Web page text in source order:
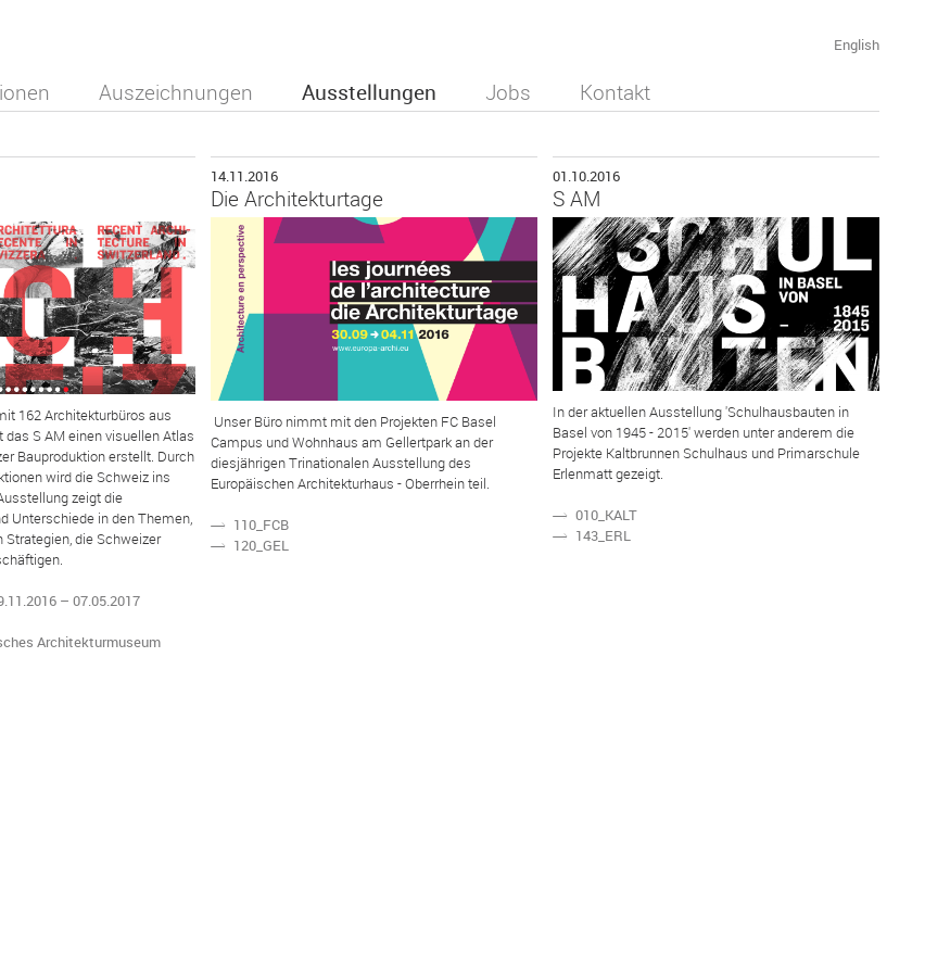
English
Auszeichnungen Ausstellungen Jobs Kontakt
162 Architekturbüros aus
S AM einen visuellen Atlas
Bauproduktion erstellt. Durch
wird die Schweiz ins
zeigt die
Unterschiede in den Themen,
die Schweizer
– 07.05.2017
Architekturmuseum
14.11.2016
Die Architekturtage
Unser Büro nimmt mit den Projekten FC Basel
Campus und Wohnhaus am Gellertpark an der
diesjährigen Trinationalen Ausstellung des
Europäischen Architekturhaus - Oberrhein teil.
N 110_FCB
N 120_GEL
01.10.2016
S AM
In der aktuellen Ausstellung 'Schulhausbauten in
Basel von 1945 - 2015' werden unter anderem die
Projekte Kaltbrunnen Schulhaus und Primarschule
Erlenmatt gezeigt.
N 010_KALT
N 143_ERL